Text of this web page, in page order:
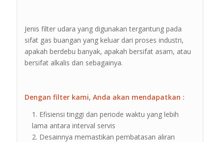
Jenis filter udara yang digunakan tergantung pada
sifat gas buangan yang keluar dari proses industri,
apakah berdebu banyak, apakah bersifat asam, atau
bersifat alkalis dan sebagainya.
Dengan filter kami, Anda akan mendapatkan :
Efisiensi tinggi dan periode waktu yang lebih
lama antara interval servis
Desainnya memastikan pembatasan aliran